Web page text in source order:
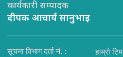
कार्यकारी सम्पादक
दीपक आचार्य सानुभाइ
सूचना विभाग दर्ता नं. : हाम्रो टिम